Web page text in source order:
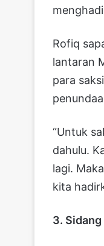
Rofiq
lantaran
para
“Untuk
dahulu.
lagi.
kita
3.